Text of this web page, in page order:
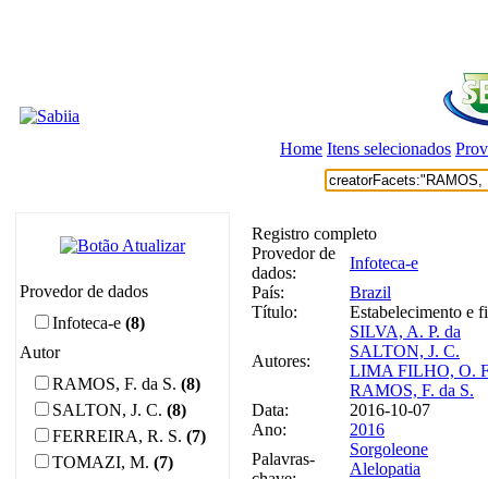
Home Itens selecionados
Provedor de dados
Infoteca-e (8)
Autor
RAMOS, F. da S. (8)
SALTON, J. C. (8)
FERREIRA, R. S. (7)
TOMAZI, M. (7)
Registro completo
Provedor de
dados:
Infoteca-e
País:
Brazil
Título:
Estabelecimento e
Autores:
SILVA, A. P. da
SALTON, J. C.
LIMA FILHO, O.
RAMOS, F. da S.
Data:
2016-10-07
Ano:
2016
Palavras-
Sorgoleone
Alelopatia